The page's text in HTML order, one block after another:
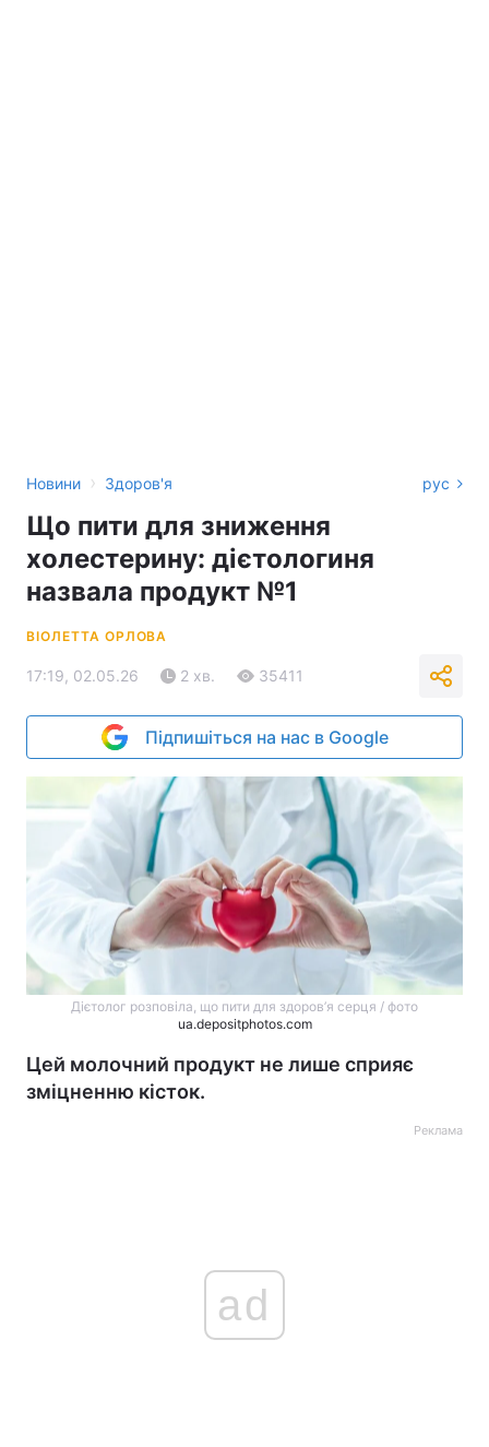
Новини › Здоров'я рус
Що пити для зниження
холестерину: дієтологиня
назвала продукт №1
ВІОЛЕТТА ОРЛОВА
17:19, 02.05.26 2 хв. 35411
Підпишіться на нас в Google
Дієтолог розповіла, що пити для здоров’я серця / фото
ua.depositphotos.com
Цей молочний продукт не лише сприяє
зміцненню кісток.
Реклама
ad